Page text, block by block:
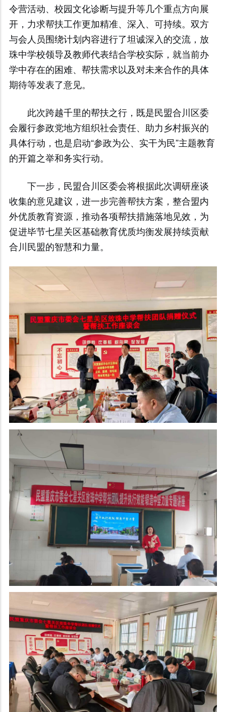
令营活动、校园文化诊断与提升等几个重点方向展
开，力求帮扶工作更加精准、深入、可持续。双方
与会人员围绕计划内容进行了坦诚深入的交流，放
珠中学校领导及教师代表结合学校实际，就当前办
学中存在的困难、帮扶需求以及对未来合作的具体
期待等发表了意见。
此次跨越千里的帮扶之行，既是民盟合川区委
会履行参政党地方组织社会责任、助力乡村振兴的
具体行动，也是启动“参政为公、实干为民”主题教育
的开篇之举和务实行动。
下一步，民盟合川区委会将根据此次调研座谈
收集的意见建议，进一步完善帮扶方案，整合盟内
外优质教育资源，推动各项帮扶措施落地见效，为
促进毕节七星关区基础教育优质均衡发展持续贡献
合川民盟的智慧和力量。